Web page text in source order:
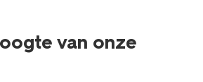
van onze